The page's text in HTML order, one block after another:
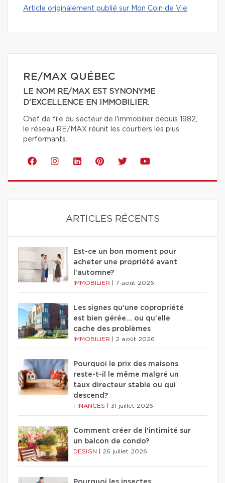
Article originalement publié sur Mon Coin de Vie
RE/MAX QUÉBEC
LE NOM RE/MAX EST SYNONYME
D'EXCELLENCE EN IMMOBILIER.
Chef de file du secteur de l'immobilier depuis 1982,
le réseau RE/MAX réunit les courtiers les plus
performants.
ARTICLES RÉCENTS
Est-ce un bon moment pour
acheter une propriété avant
l'automne?
IMMOBILIER 7 août 2026
Les signes qu'une copropriété
est bien gérée… ou qu'elle
cache des problèmes
IMMOBILIER 2 août 2026
Pourquoi le prix des maisons
reste-t-il le même malgré un
taux directeur stable ou qui
descend?
FINANCES 31 juillet 2026
Comment créer de l'intimité sur
un balcon de condo?
DESIGN 26 juillet 2026